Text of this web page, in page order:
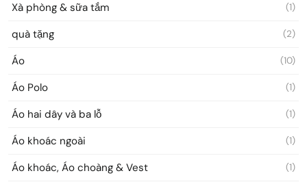
Xà phòng & sữa tắm (1)
quà tặng (2)
Áo (10)
Áo Polo (1)
Áo hai dây và ba lỗ (1)
Áo khoác ngoài (1)
Áo khoác, Áo choàng & Vest (1)